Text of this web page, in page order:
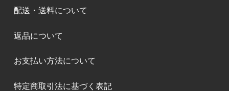
配送・送料について
返品について
お支払い方法について
特定商取引法に基づく表記